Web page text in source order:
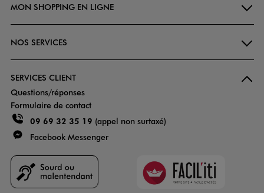
MON SHOPPING EN LIGNE
NOS SERVICES
SERVICES CLIENT
Questions/réponses
Formulaire de contact
09 69 32 35 19 (appel non surtaxé)
Facebook Messenger
Faciliti